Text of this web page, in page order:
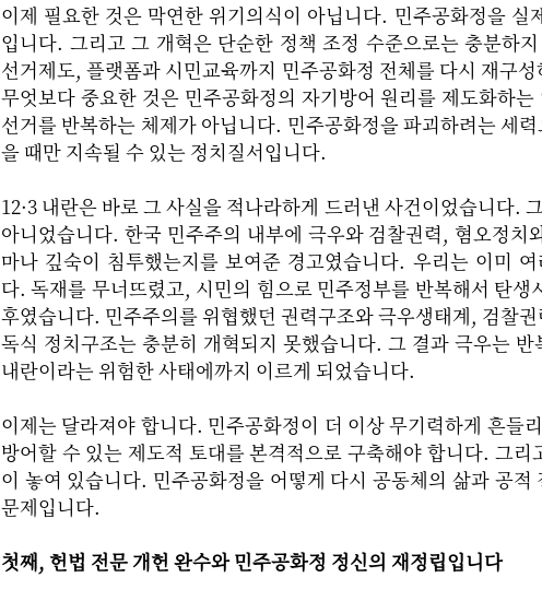
이제 필요한 것은 막연한 위기의식이 아닙니다. 민주공화정을 실
입니다. 그리고 그 개혁은 단순한 정책 조정 수준으로는 충분하
선거제도, 플랫폼과 시민교육까지 민주공화정 전체를 다시 재구
무엇보다 중요한 것은 민주공화정의 자기방어 원리를 제도화하
선거를 반복하는 체제가 아닙니다. 민주공화정을 파괴하려는 세
을 때만 지속될 수 있는 정치질서입니다.
12·3 내란은 바로 그 사실을 적나라하게 드러낸 사건이었습니다.
아니었습니다. 한국 민주주의 내부에 극우와 검찰권력, 혐오정치
마나 깊숙이 침투했는지를 보여준 경고였습니다. 우리는 이미
다. 독재를 무너뜨렸고, 시민의 힘으로 민주정부를 반복해서 탄생
후였습니다. 민주주의를 위협했던 권력구조와 극우생태계, 검찰
독식 정치구조는 충분히 개혁되지 못했습니다. 그 결과 극우는
내란이라는 위험한 사태에까지 이르게 되었습니다.
이제는 달라져야 합니다. 민주공화정이 더 이상 무기력하게 흔들
방어할 수 있는 제도적 토대를 본격적으로 구축해야 합니다. 그
이 놓여 있습니다. 민주공화정을 어떻게 다시 공동체의 삶과 공
문제입니다.
첫째, 헌법 전문 개헌 완수와 민주공화정 정신의 재정립입니다